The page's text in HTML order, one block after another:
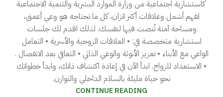
كاستشارية اجتماعية من وزارة الموارد البشرية والتنمية الاجتماعية
لفهم أشمل وعلاقات أكثر اتزان، كل ما تحتاجه هو وعي أعمق،
ومساحة آمنة تُنصت فيها لنفسك. لذلك اقدم لك جلسات
استشارية متخصصة في: • العلاقات الزوجية والأسرية • التعامل
الواعي مع الأبناء • تعزيز الأنوثة والوعي الذاتي • التعافي بعد الانفصال .
• الاستعداد للزواج. ابدأ الآن في إعادة اكتشاف ذاتك، وابدأ خطواتك
نحو حياة مليئة بالسلام الداخلي والتوازن.
CONTINUE READING